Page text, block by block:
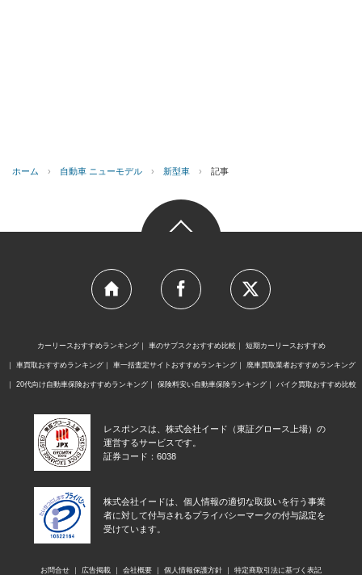
ホーム › 自動車 ニューモデル › 新型車 › 記事
カーリースおすすめランキング 車のサブスクおすすめ比較 短期カーリースおすすめ
車買取おすすめランキング 車一括査定サイトおすすめランキング 廃車買取業者おすすめランキング
20代向け自動車保険おすすめランキング 保険料安い自動車保険ランキング バイク買取おすすめ比較
レスポンスは、株式会社イード（東証グロース上場）の
運営するサービスです。
証券コード：6038
株式会社イードは、個人情報の適切な取扱いを行う事業
者に対して付与されるプライバシーマークの付与認定を
受けています。
お問合せ 広告掲載 会社概要 個人情報保護方針 特定商取引法に基づく表記